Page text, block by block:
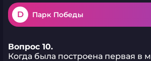
D Парк Победы
Вопрос 10.
Когда была построена первая в